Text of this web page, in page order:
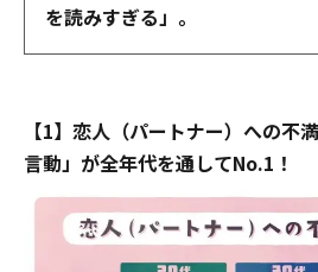
を読みすぎる」。
【1】恋人（パートナー）への不
言動」が全年代を通してNo.1！